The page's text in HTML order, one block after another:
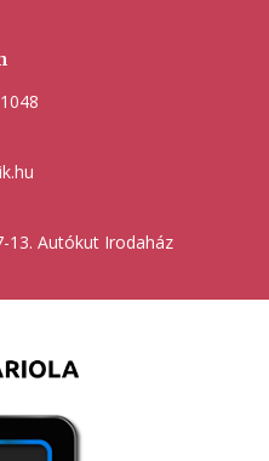
13. Autókut Irodaház